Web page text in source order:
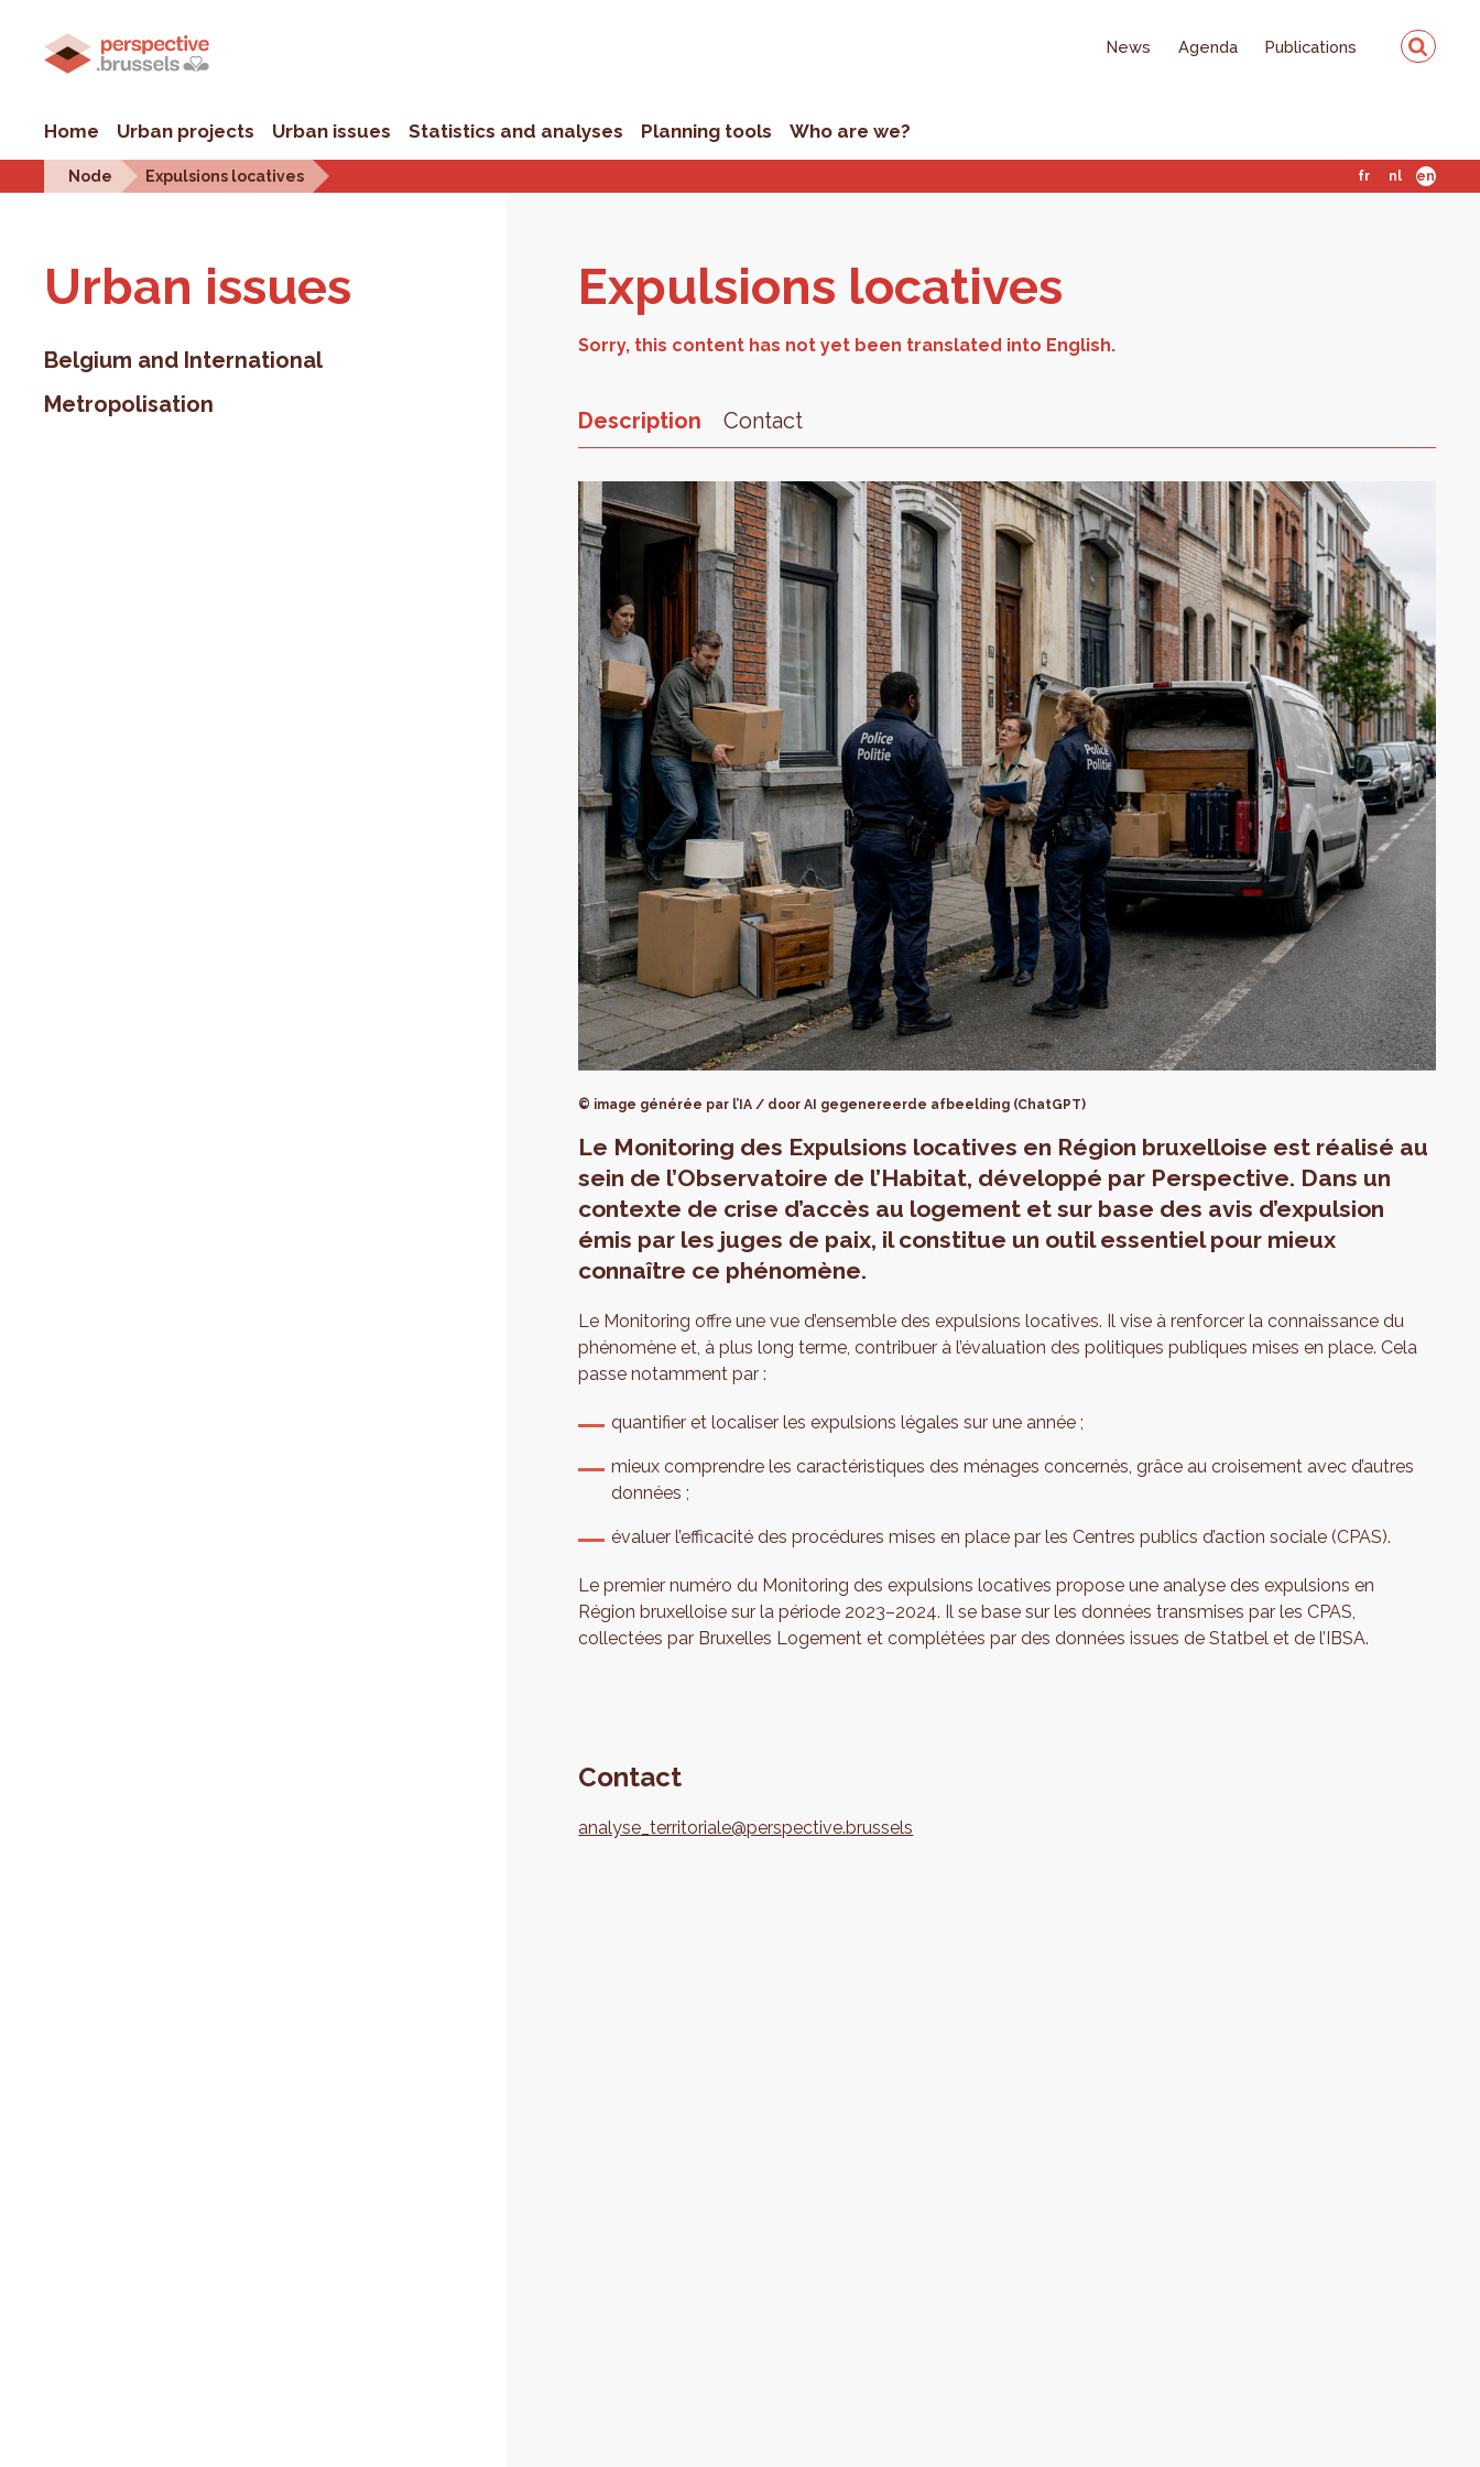
News Agenda Publications
Home Urban projects Urban issues Statistics and analyses Planning tools Who are we?
Node Expulsions locatives fr nl en
Urban is­sues
Belgium and International
Metropolisation
Ex­pul­sions loca­tives
Description Contact
© image générée par l’IA / door AI gegenereerde afbeelding (ChatGPT)
Le Monitoring des Expulsions locatives en Région bruxelloise est réalisé au
sein de l’Observatoire de l’Habitat, développé par Perspective. Dans un
contexte de crise d’accès au logement et sur base des avis d’expulsion
émis par les juges de paix, il constitue un outil essentiel pour mieux
connaître ce phénomène.
Le Monitoring offre une vue d’ensemble des expulsions locatives. Il vise à renforcer la connaissance du
phénomène et, à plus long terme, contribuer à l’évaluation des politiques publiques mises en place. Cela
passe notamment par :
quantifier et localiser les expulsions légales sur une année ;
mieux comprendre les caractéristiques des ménages concernés, grâce au croisement avec d’autres
données ;
évaluer l’efficacité des procédures mises en place par les Centres publics d’action sociale (CPAS).
Le premier numéro du Monitoring des expulsions locatives propose une analyse des expulsions en
Région bruxelloise sur la période 2023–2024. Il se base sur les données transmises par les CPAS,
collectées par Bruxelles Logement et complétées par des données issues de Statbel et de l’IBSA.
Contact
analyse_territoriale@perspective.brussels